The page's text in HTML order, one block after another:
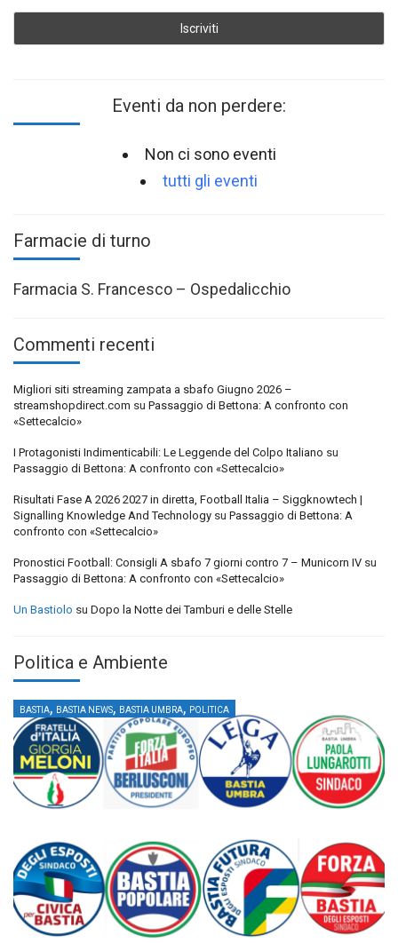
Eventi da non perdere:
Non ci sono eventi
tutti gli eventi
Farmacie di turno
Farmacia S. Francesco – Ospedalicchio
Commenti recenti
Migliori siti streaming zampata a sbafo Giugno 2026 –
streamshopdirect.com su Passaggio di Bettona: A confronto con
«Settecalcio»
I Protagonisti Indimenticabili: Le Leggende del Colpo Italiano su
Passaggio di Bettona: A confronto con «Settecalcio»
Risultati Fase A 2026 2027 in diretta, Football Italia – Siggknowtech |
Signalling Knowledge And Technology su Passaggio di Bettona: A
confronto con «Settecalcio»
Pronostici Football: Consigli A sbafo 7 giorni contro 7 – Municorn IV su
Passaggio di Bettona: A confronto con «Settecalcio»
Un Bastiolo su Dopo la Notte dei Tamburi e delle Stelle
Politica e Ambiente
BASTIA, BASTIA NEWS, BASTIA UMBRA, POLITICA